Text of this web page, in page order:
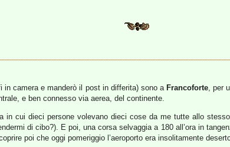
in camera e manderò il post in differita) sono a Francoforte, per
e ben connesso via aerea, del continente.
in cui dieci persone volevano dieci cose da me tutte allo
di cibo?). E poi, una corsa selvaggia a 180 all’ora in
poi che oggi pomeriggio l’aeroporto era insolitamente